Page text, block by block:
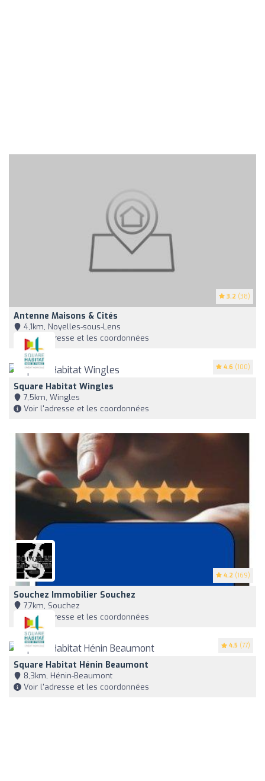
3.2 (38)
Antenne Maisons & Cités
4,1km, Noyelles-sous-Lens
Voir l'adresse et les coordonnées
4.6 (100)
Square Habitat Wingles
7,5km, Wingles
Voir l'adresse et les coordonnées
4.2 (169)
Souchez Immobilier Souchez
7,7km, Souchez
Voir l'adresse et les coordonnées
4.5 (77)
Square Habitat Hénin Beaumont
8,3km, Hénin-Beaumont
Voir l'adresse et les coordonnées